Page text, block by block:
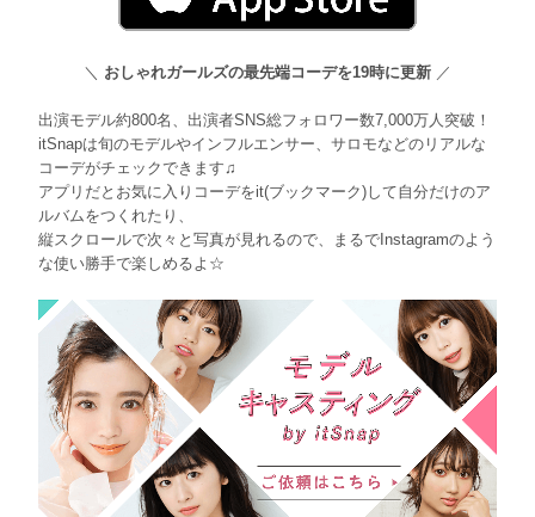
＼ おしゃれガールズの最先端コーデを19時に更新 ／
出演モデル約800名、出演者SNS総フォロワー数7,000万人突破！
itSnapは旬のモデルやインフルエンサー、サロモなどのリアルな
コーデがチェックできます♫
アプリだとお気に入りコーデをit(ブックマーク)して自分だけのア
ルバムをつくれたり、
縦スクロールで次々と写真が見れるので、まるでInstagramのよう
な使い勝手で楽しめるよ☆